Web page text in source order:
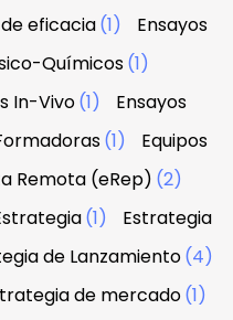
eficacia(1)
Ensayos
Químicos(1)
In-Vivo(1)
Ensayos
(1)
Equipos
Remota (eRep) (2)
(1)
Estrategia
de Lanzamiento(4)
de mercado(1)